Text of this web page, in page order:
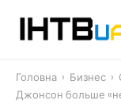
Головна › Бизнес ›
Джонсон больше